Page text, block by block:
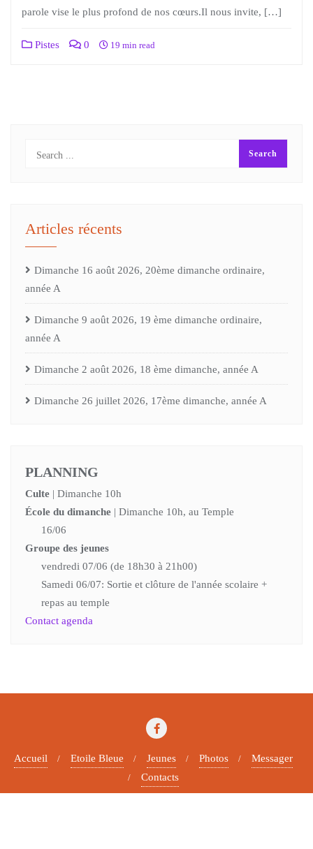
parole vise le plus profond de nos cœurs.Il nous invite, […]
Pistes 0 19 min read
Articles récents
Dimanche 16 août 2026, 20ème dimanche ordinaire,
année A
Dimanche 9 août 2026, 19 ème dimanche ordinaire,
année A
Dimanche 2 août 2026, 18 ème dimanche, année A
Dimanche 26 juillet 2026, 17ème dimanche, année A
PLANNING
Culte | Dimanche 10h
École du dimanche | Dimanche 10h, au Temple
16/06
Groupe des jeunes
vendredi 07/06 (de 18h30 à 21h00)
Samedi 06/07: Sortie et clôture de l'année scolaire +
repas au temple
Contact agenda
Accueil Etoile Bleue Jeunes Photos
Messager
Contacts